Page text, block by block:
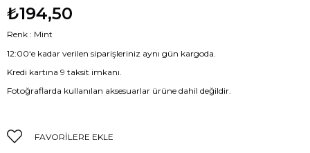
₺194,50
Renk : Mint
12:00‘e kadar verilen siparişleriniz aynı gün kargoda.
Kredi kartına 9 taksit imkanı.
Fotoğraflarda kullanılan aksesuarlar ürüne dahil değildir.
FAVORILERE EKLE